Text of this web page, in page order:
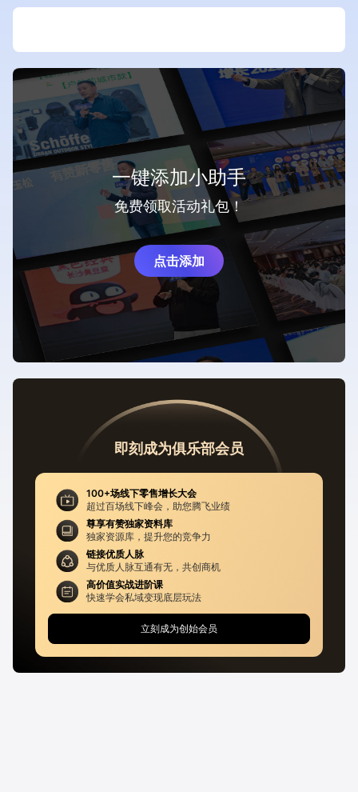
一键添加小助手
免费领取活动礼包！
点击添加
即刻成为俱乐部会员
100+场线下零售增长大会
超过百场线下峰会，助您腾飞业绩
尊享有赞独家资料库
独家资源库，提升您的竞争力
链接优质人脉
与优质人脉互通有无，共创商机
高价值实战进阶课
快速学会私域变现底层玩法
立刻成为创始会员